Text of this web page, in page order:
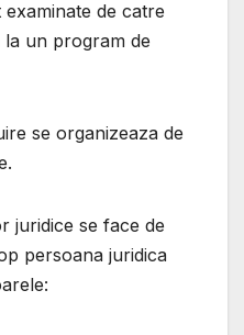
de catre
la un program de
se organizeaza de
juridice se face de
persoana juridica